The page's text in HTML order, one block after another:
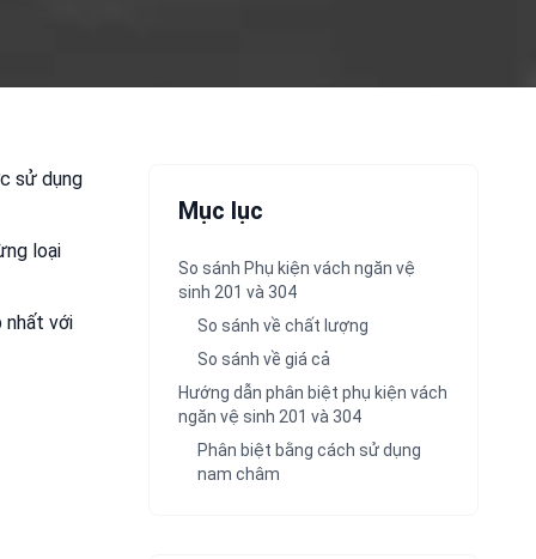
sử dụng
loại
nhất với
Mục lục
So sánh Phụ kiện vách ngăn vệ
sinh 201 và 304
So sánh về chất lượng
So sánh về giá cả
Hướng dẫn phân biệt phụ kiện vách
ngăn vệ sinh 201 và 304
Phân biệt bằng cách sử dụng
nam châm